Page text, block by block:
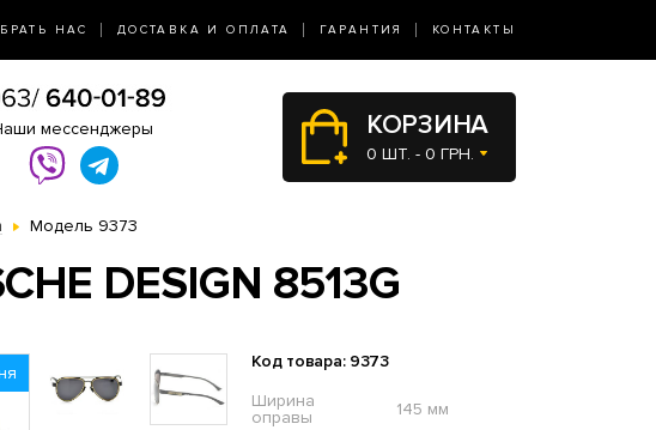
НАС ДОСТАВКА И ОПЛАТА ГАРАНТИЯ КОНТАКТЫ
мессенджеры КОРЗИНА
0 ШТ. - 0 ГРН.
Модель 9373
DESIGN 8513G
Код товара: 9373
Ширина
оправы
145 мм